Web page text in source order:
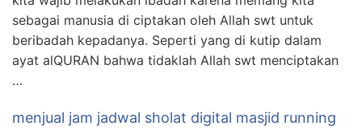
sebagai manusia di ciptakan oleh Allah swt untuk
beribadah kepadanya. Seperti yang di kutip dalam
ayat alQURAN bahwa tidaklah Allah swt menciptakan
…
menjual jam jadwal sholat digital masjid running